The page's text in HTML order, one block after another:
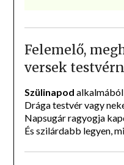
Felemelő,
versek
Szülinapod
Drága testvér vagy
Napsugár ragyogja
És szilárdabb legyen,